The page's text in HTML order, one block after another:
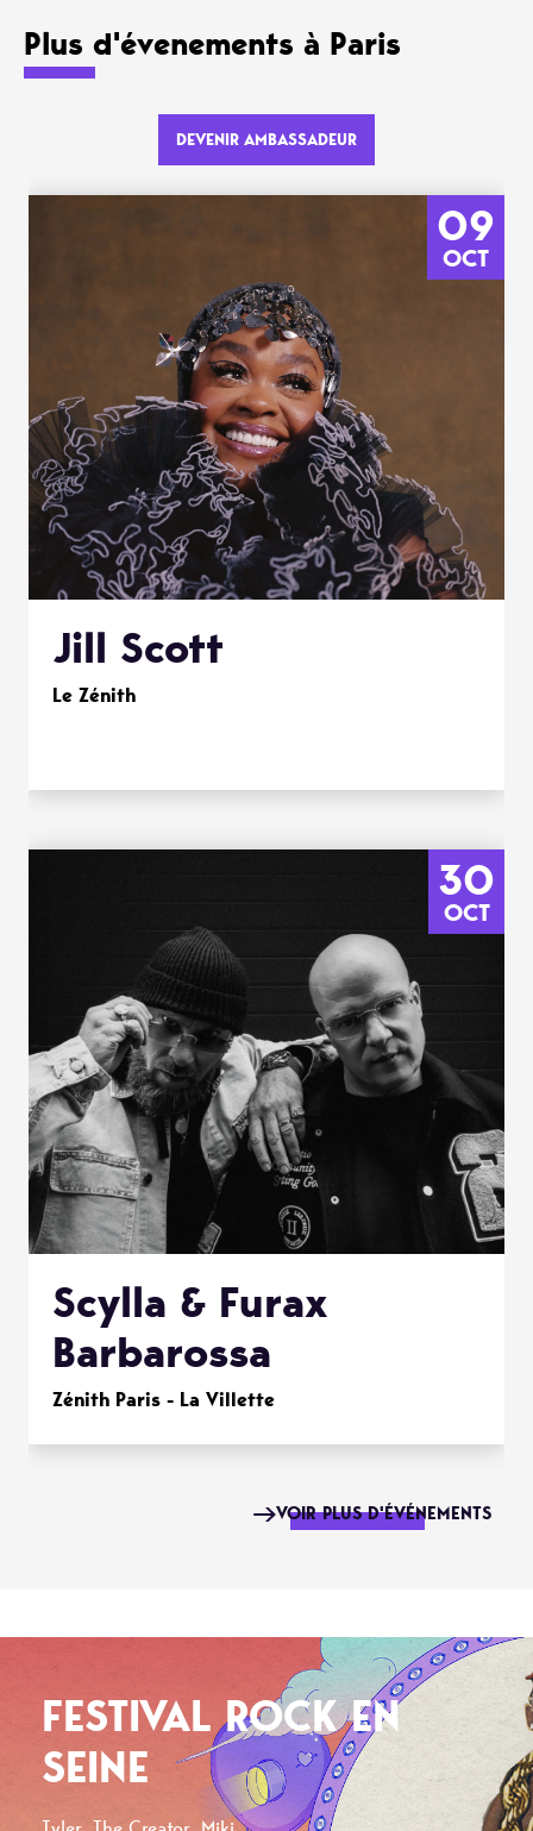
Plus d'évenements à Paris
DEVENIR AMBASSADEUR
09
OCT
Jill Scott
Le Zénith
30
OCT
Scylla & Furax
Barbarossa
Zénith Paris - La Villette
VOIR PLUS D'ÉVÉNEMENTS
FESTIVAL ROCK EN
SEINE